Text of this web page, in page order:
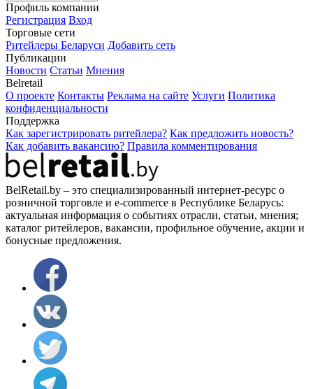
Профиль компании
Регистрация Вход
Торговые сети
Ритейлеры Беларуси Добавить сеть
Публикации
Новости Статьи Мнения
Belretail
О проекте Контакты Реклама на сайте Услуги Политика
конфиденциальности
Поддержка
Как зарегистрировать ритейлера? Как предложить новость?
Как добавить вакансию? Правила комментирования
BelRetail.by – это специализированный интернет-ресурс о
розничной торговле и e-commerce в Республике Беларусь:
актуальная информация о событиях отрасли, статьи, мнения;
каталог ритейлеров, вакансии, профильное обучение, акции и
бонусные предложения.